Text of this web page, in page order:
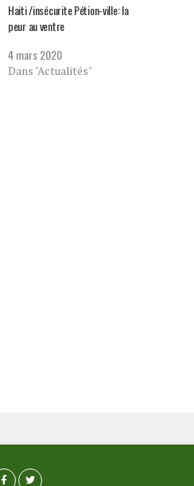
Haiti /insécurite Pétion-ville: la
peur au ventre
4 mars 2020
Dans "Actualités"